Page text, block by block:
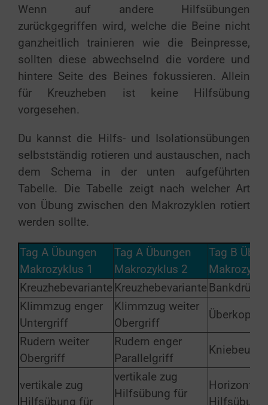
Wenn auf andere Hilfsübungen
zurückgegriffen wird, welche die Beine nicht
ganzheitlich trainieren wie die Beinpresse,
sollten diese abwechselnd die vordere und
hintere Seite des Beines fokussieren. Allein
für Kreuzheben ist keine Hilfsübung
vorgesehen.
Du kannst die Hilfs- und Isolationsübungen
selbstständig rotieren und austauschen, nach
dem Schema in der unten aufgeführten
Tabelle. Die Tabelle zeigt nach welcher Art
von Übung zwischen den Makrozyklen rotiert
werden sollte.
Tag A Übungen
Makrozyklus 1
Tag A Übungen
Makrozyklus 2
Tag B
Kreuzhebevariante Kreuzhebevariante
Klimmzug enger
Untergriff
Klimmzug weiter
Obergriff
Rudern weiter
Obergriff
Rudern enger
Parallelgriff
vertikale zug
Hilfsübung für
vertikale zug
Hilfsübung für
Hilfsübung